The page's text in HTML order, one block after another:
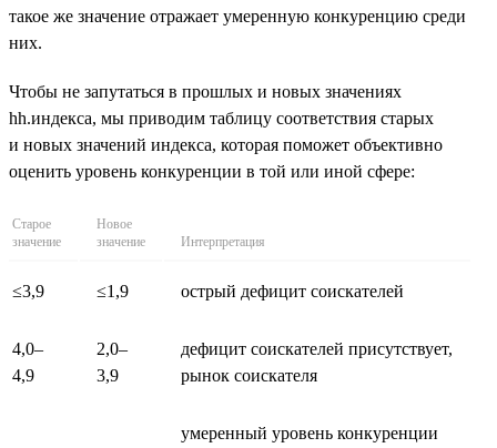
такое же значение отражает умеренную конкуренцию среди
них.
Чтобы не запутаться в прошлых и новых значениях
hh.индекса, мы приводим таблицу соответствия старых
и новых значений индекса, которая поможет объективно
оценить уровень конкуренции в той или иной сфере:
Старое
значение
Новое
значение
Интерпретация
≤3,9 ≤1,9 острый дефицит соискателей
4,0–
4,9
2,0–
3,9
дефицит соискателей присутствует,
рынок соискателя
умеренный уровень конкуренции